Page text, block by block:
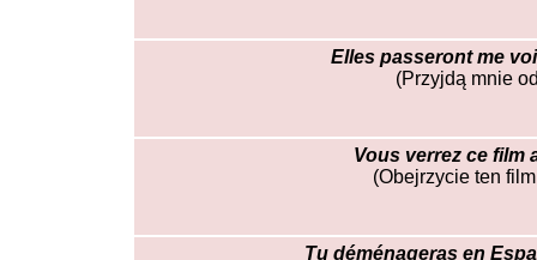
Elles passeront me
(Przyjdą mnie
Vous verrez ce film
(Obejrzycie ten
Tu déménageras en